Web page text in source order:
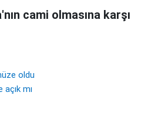
cami olmasına karşı
oldu
mı